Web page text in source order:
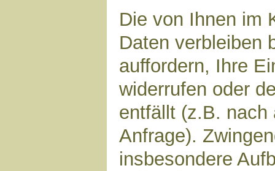
Die von Ihnen im
Daten verbleiben
auffordern, Ihre
widerrufen oder
entfällt (z.B. nach
Anfrage).
insbesondere